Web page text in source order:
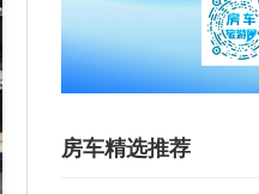
房车精选推荐